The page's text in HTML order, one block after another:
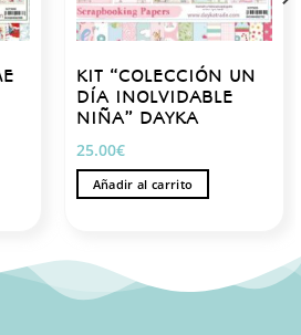
KIT “COLECCIÓN UN
DÍA INOLVIDABLE
NIÑA” DAYKA
25.00€
Añadir al carrito